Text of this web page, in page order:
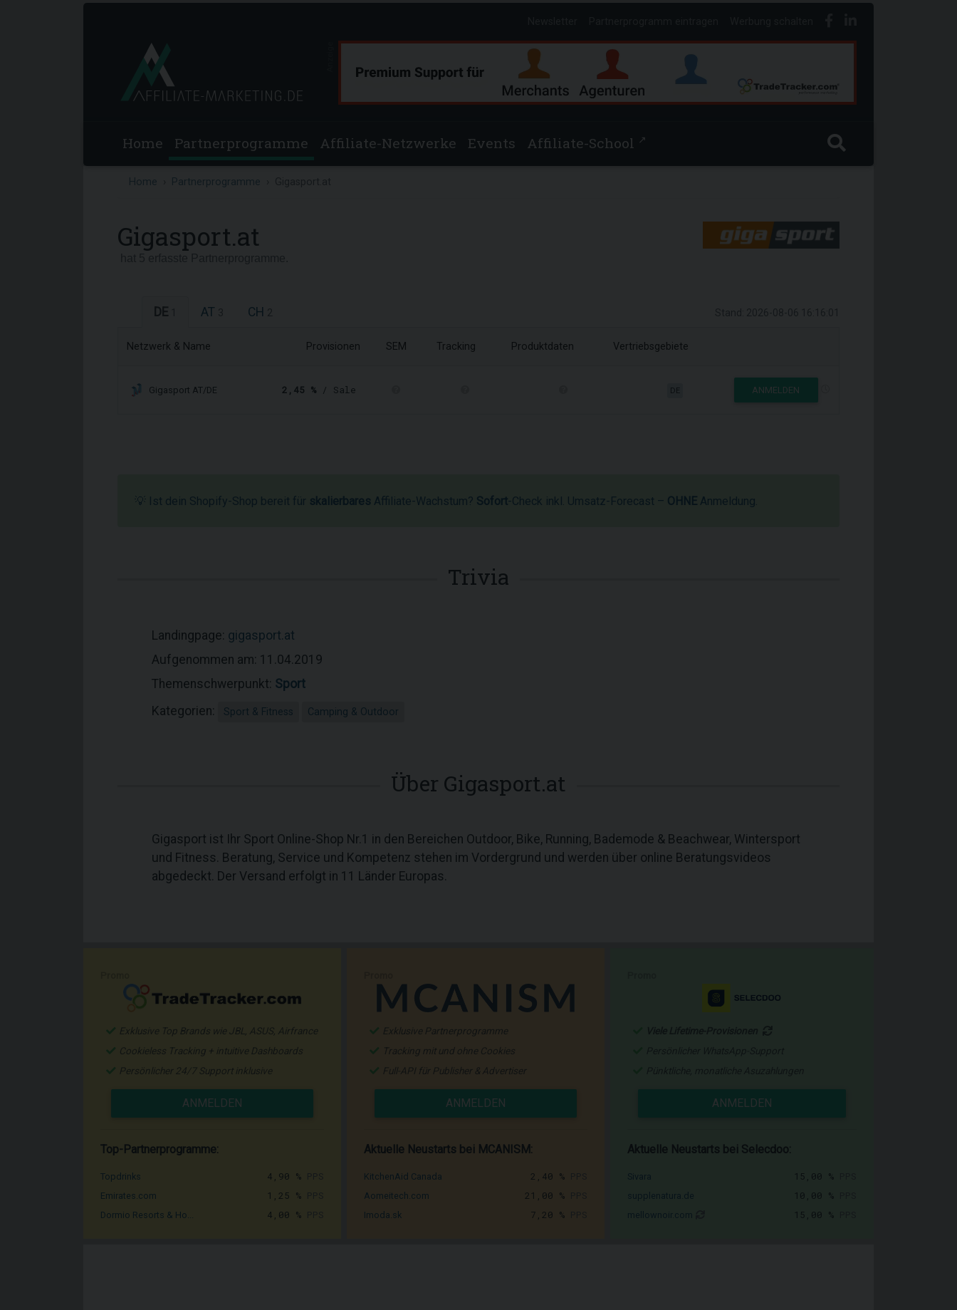
Home Partnerprogramme Affiliate-Netzwerke Events Affiliate-School ↗
Home Partnerprogramme
Gigasport.at
DE AT CH
Netzwerk & Name Provisionen SEM Tracking Produktdaten Vertriebsgebiete
Gigasport AT/DE 2,45 % / Sale DE ANMELDEN
💡 Ist dein Shopify-Shop bereit für skalierbares Affiliate-Wachstum? Sofort-Check inkl. Umsatz-Forecast – OHNE Anmeldung.
Trivia
Landingpage: gigasport.at
Aufgenommen am: 11.04.2019
Themenschwerpunkt: Sport
Kategorien:
Sport & Fitness Camping & Outdoor
Über Gigasport.at
Gigasport ist Ihr Sport Online-Shop Nr.1 in den Bereichen Outdoor, Bike, Running, Bademode & Beachwear, Wintersport
und Fitness. Beratung, Service und Kompetenz stehen im Vordergrund und werden über online Beratungsvideos
abgedeckt. Der Versand erfolgt in 11 Länder Europas.
Exklusive Top Brands wie JBL, ASUS, Airfrance
Cookieless Tracking + intuitive Dashboards
Persönlicher 24/7 Support inklusive
ANMELDEN
Top-Partnerprogramme:
Topdrinks 4,90 %
Emirates.com 1,25 %
Dormio Resorts & Ho... 4,00 %
Exklusive Partnerprogramme
Tracking mit und ohne Cookies
Full-API für Publisher & Advertiser
ANMELDEN
Aktuelle Neustarts bei MCANISM:
KitchenAid Canada 2,40 %
Aomeitech.com 21,00 %
Imoda.sk 7,20 %
ANMELDEN
Aktuelle Neustarts bei Selecdoo:
15,00 %
10,00 %
15,00 %